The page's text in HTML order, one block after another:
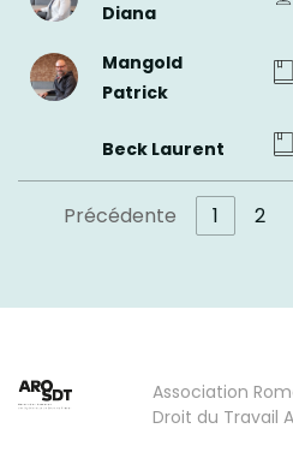
Diana
Mangold
Patrick
Beck Laurent
Précédente 1 2
Association
Droit du Travail